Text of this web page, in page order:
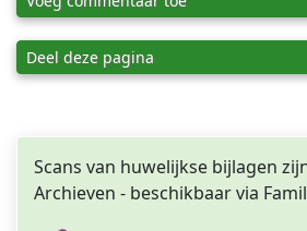
Deel deze pagina
Scans van huwelijkse bijlagen
Archieven - beschikbaar via